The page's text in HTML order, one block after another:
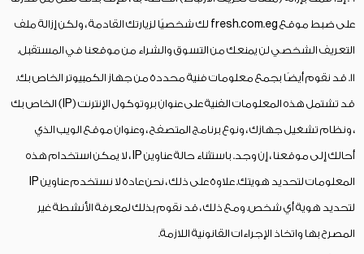
على ضبط موقع fresh.com.eg لك شخصيًا لزيارتك القادمة ، ولكن إزالة ملف
التعريف الشخصي لن يمنعك من التسوق والشراء من موقعنا في المستقبل.
11. قد نقوم أيضًا بجمع معلومات فنية محددة من جهاز الكمبيوتر الخاص بك.
قد تشتمل هذه المعلومات الفنية على عنوان بروتوكول الإنترنت (IP) الخاص بك
، ونظام تشغيل جهازك ، ونوع برنامج المتصفح ، وعنوان موقع الويب الذي
أحالك إلى موقعنا ، إن وجد. باستثناء حالة عناوين IP ، لا يمكن استخدام هذه
المعلومات لتحديد هويتك. علاوة على ذلك ، نحن عادة لا نستخدم عناوين IP
لتحديد هوية أي شخص. ومع ذلك ، قد نقوم بذلك لمعرفة الأنشطة غير
المصرح بها واتخاذ الإجراءات القانونية اللازمة.